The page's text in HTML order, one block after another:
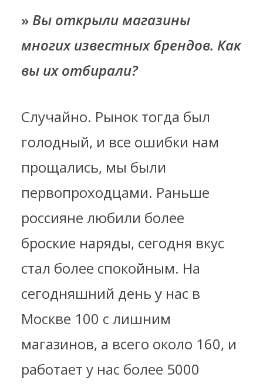
» Вы открыли магазины
многих известных брендов. Как
вы их отбирали?
Случайно. Рынок тогда был
голодный, и все ошибки нам
прощались, мы были
первопроходцами. Раньше
россияне любили более
броские наряды, сегодня вкус
стал более спокойным. На
сегодняшний день у нас в
Москве 100 с лишним
магазинов, а всего около 160, и
работает у нас более 5000